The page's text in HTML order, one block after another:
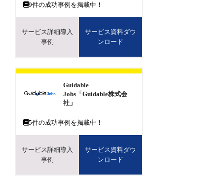
9件の成功事例を掲載中！
サービス詳細導入
事例
サービス資料ダウ
ンロード
Guidable
Jobs「Guidable株式会
社」
5件の成功事例を掲載中！
サービス詳細導入
事例
サービス資料ダウ
ンロード